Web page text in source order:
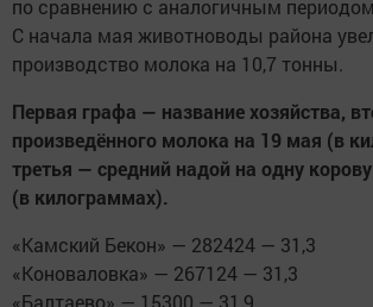
по сравнению с аналогичным
С начала мая животноводы района
производство молока на 10,7 тонны.
Первая графа — название хозяйства,
произведённого молока на 19 мая (в
третья — средний надой на одну корову
(в килограммах).
«Камский Бекон» — 282424 — 31,3
«Коноваловка» — 267124 — 31,3
«Балтаево» — 15300 — 31,9